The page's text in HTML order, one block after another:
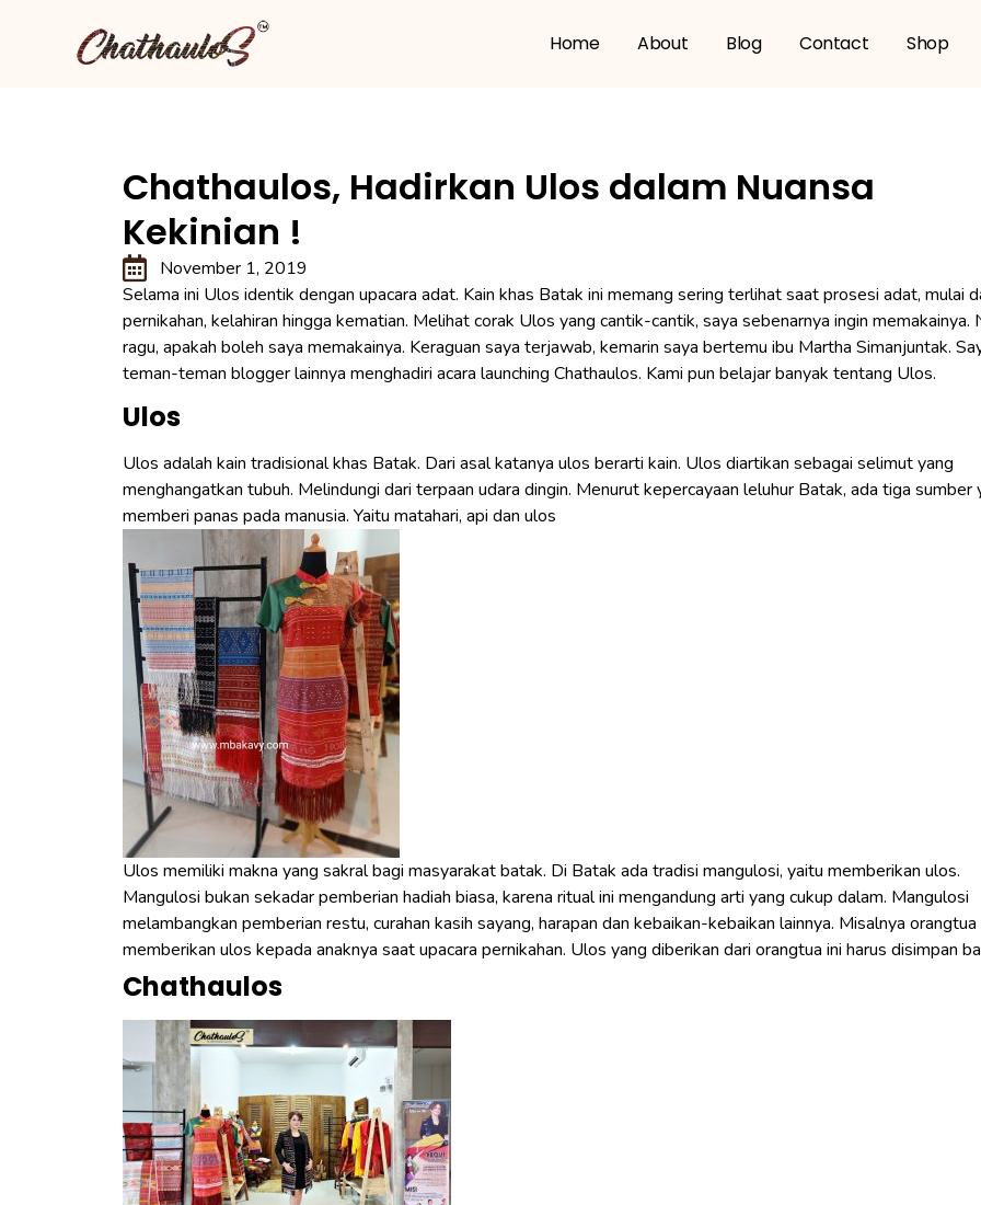
Home About Blog Contact Shop
Chathaulos, Hadirkan Ulos dalam Nuansa
Kekinian !
November 1, 2019
Selama ini Ulos identik dengan upacara adat. Kain khas Batak ini memang sering terlihat saat prosesi adat, mulai
pernikahan, kelahiran hingga kematian. Melihat corak Ulos yang cantik-cantik, saya sebenarnya ingin memakainya.
ragu, apakah boleh saya memakainya. Keraguan saya terjawab, kemarin saya bertemu ibu Martha Simanjuntak.
teman-teman blogger lainnya menghadiri acara launching Chathaulos. Kami pun belajar banyak tentang Ulos.
Ulos
Ulos adalah kain tradisional khas Batak. Dari asal katanya ulos berarti kain. Ulos diartikan sebagai selimut yang
menghangatkan tubuh. Melindungi dari terpaan udara dingin. Menurut kepercayaan leluhur Batak, ada tiga sumber
memberi panas pada manusia. Yaitu matahari, api dan ulos
Ulos memiliki makna yang sakral bagi masyarakat batak. Di Batak ada tradisi mangulosi, yaitu memberikan ulos.
Mangulosi bukan sekadar pemberian hadiah biasa, karena ritual ini mengandung arti yang cukup dalam. Mangulosi
melambangkan pemberian restu, curahan kasih sayang, harapan dan kebaikan-kebaikan lainnya. Misalnya
memberikan ulos kepada anaknya saat upacara pernikahan. Ulos yang diberikan dari orangtua ini harus disimpan
Chathaulos